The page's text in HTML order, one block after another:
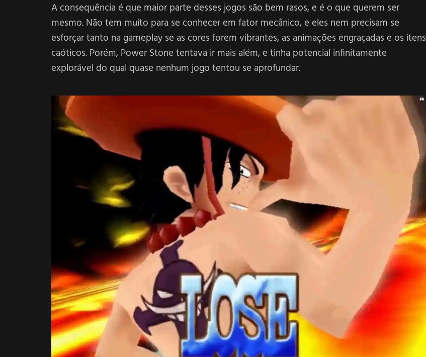
A consequência é que maior parte desses jogos são bem rasos, e é o que querem ser
mesmo. Não tem muito para se conhecer em fator mecânico, e eles nem precisam se
esforçar tanto na gameplay se as cores forem vibrantes, as animações engraçadas e os itens
caóticos. Porém, Power Stone tentava ir mais além, e tinha potencial infinitamente
explorável do qual quase nenhum jogo tentou se aprofundar.